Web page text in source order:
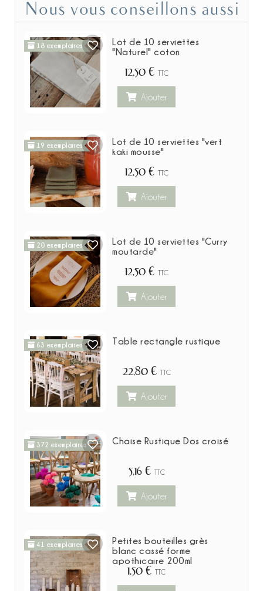
Nous vous conseillons aussi
18 exemplaires
Lot de 10 serviettes
"Naturel" coton
12,50 € TTC
Ajouter
19 exemplaires
Lot de 10 serviettes "vert
kaki mousse"
12,50 € TTC
Ajouter
20 exemplaires
Lot de 10 serviettes "Curry
moutarde"
12,50 € TTC
Ajouter
63 exemplaires Table rectangle rustique
22,80 € TTC
Ajouter
372 exemplaires Chaise Rustique Dos croisé
5,16 € TTC
Ajouter
41 exemplaires
Petites bouteilles grès
blanc cassé forme
apothicaire 200ml
1,50 € TTC